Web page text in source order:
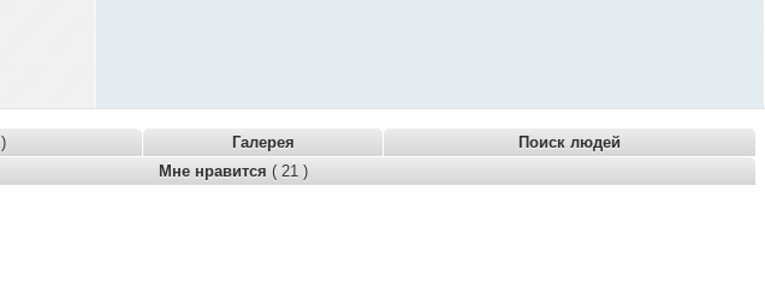
Галерея
Поиск людей
Мне нравится ( 21 )